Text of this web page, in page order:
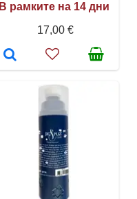
В рамките на 14 дни
17,00 €